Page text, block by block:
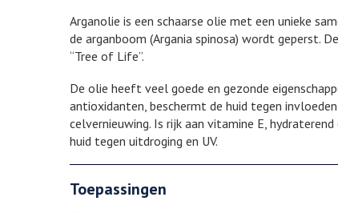
Arganolie is een schaarse olie met een unieke
de arganboom (Argania spinosa) wordt geperst.
“Tree of Life”.
De olie heeft veel goede en gezonde
antioxidanten, beschermt de huid tegen
celvernieuwing. Is rijk aan vitamine E,
huid tegen uitdroging en UV.
Toepassingen